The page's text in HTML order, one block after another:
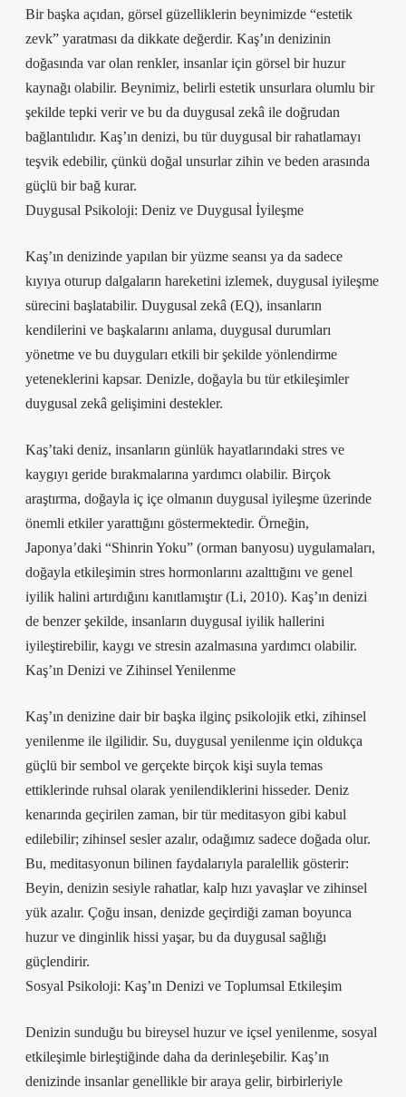
Bir başka açıdan, görsel güzelliklerin beynimizde “estetik
zevk” yaratması da dikkate değerdir. Kaş’ın denizinin
doğasında var olan renkler, insanlar için görsel bir huzur
kaynağı olabilir. Beynimiz, belirli estetik unsurlara olumlu bir
şekilde tepki verir ve bu da duygusal zekâ ile doğrudan
bağlantılıdır. Kaş’ın denizi, bu tür duygusal bir rahatlamayı
teşvik edebilir, çünkü doğal unsurlar zihin ve beden arasında
güçlü bir bağ kurar.
Duygusal Psikoloji: Deniz ve Duygusal İyileşme
Kaş’ın denizinde yapılan bir yüzme seansı ya da sadece
kıyıya oturup dalgaların hareketini izlemek, duygusal iyileşme
sürecini başlatabilir. Duygusal zekâ (EQ), insanların
kendilerini ve başkalarını anlama, duygusal durumları
yönetme ve bu duyguları etkili bir şekilde yönlendirme
yeteneklerini kapsar. Denizle, doğayla bu tür etkileşimler
duygusal zekâ gelişimini destekler.
Kaş’taki deniz, insanların günlük hayatlarındaki stres ve
kaygıyı geride bırakmalarına yardımcı olabilir. Birçok
araştırma, doğayla iç içe olmanın duygusal iyileşme üzerinde
önemli etkiler yarattığını göstermektedir. Örneğin,
Japonya’daki “Shinrin Yoku” (orman banyosu) uygulamaları,
doğayla etkileşimin stres hormonlarını azalttığını ve genel
iyilik halini artırdığını kanıtlamıştır (Li, 2010). Kaş’ın denizi
de benzer şekilde, insanların duygusal iyilik hallerini
iyileştirebilir, kaygı ve stresin azalmasına yardımcı olabilir.
Kaş’ın Denizi ve Zihinsel Yenilenme
Kaş’ın denizine dair bir başka ilginç psikolojik etki, zihinsel
yenilenme ile ilgilidir. Su, duygusal yenilenme için oldukça
güçlü bir sembol ve gerçekte birçok kişi suyla temas
ettiklerinde ruhsal olarak yenilendiklerini hisseder. Deniz
kenarında geçirilen zaman, bir tür meditasyon gibi kabul
edilebilir; zihinsel sesler azalır, odağımız sadece doğada olur.
Bu, meditasyonun bilinen faydalarıyla paralellik gösterir:
Beyin, denizin sesiyle rahatlar, kalp hızı yavaşlar ve zihinsel
yük azalır. Çoğu insan, denizde geçirdiği zaman boyunca
huzur ve dinginlik hissi yaşar, bu da duygusal sağlığı
güçlendirir.
Sosyal Psikoloji: Kaş’ın Denizi ve Toplumsal Etkileşim
Denizin sunduğu bu bireysel huzur ve içsel yenilenme, sosyal
etkileşimle birleştiğinde daha da derinleşebilir. Kaş’ın
denizinde insanlar genellikle bir araya gelir, birbirleriyle